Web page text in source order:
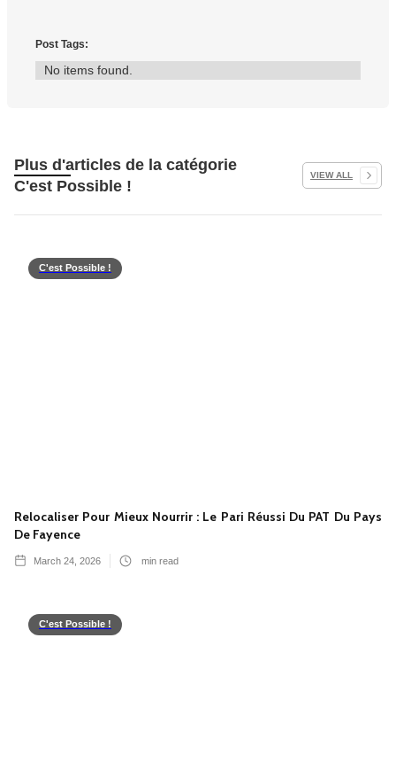
Post Tags:
No items found.
Plus d'articles de la catégorie
C'est Possible !
VIEW ALL
C'est Possible !
Relocaliser Pour Mieux Nourrir : Le Pari Réussi Du PAT Du Pays
De Fayence
March 24, 2026 min read
C'est Possible !